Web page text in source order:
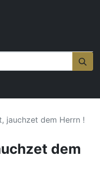
jauchzet dem Herrn !
dem